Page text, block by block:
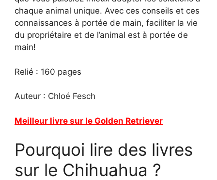
chaque animal unique. Avec ces conseils et ces
connaissances à portée de main, faciliter la vie
du propriétaire et de l’animal est à portée de
main!
Relié : 160 pages
Auteur : Chloé Fesch
Meilleur livre sur le Golden Retriever
Pourquoi lire des livres
sur le Chihuahua ?